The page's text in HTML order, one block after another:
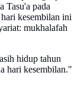
Tasu'a pada
kesembilan ini
mukhalafah
hidup tahun
hari kesembilan."